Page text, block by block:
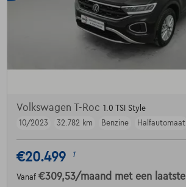
Volkswagen T-Roc 1.0 TSI Style
10/2023
32.782 km Benzine Halfautomaat
€20.499 1
Vanaf €309,53/maand met een laatste